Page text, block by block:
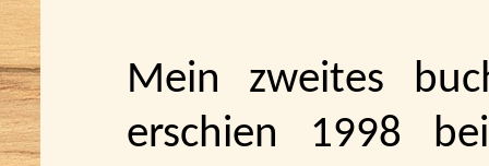
Mein zweites
erschien 1998